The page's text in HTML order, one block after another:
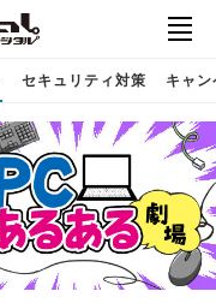
セキュリティ対策 キャ